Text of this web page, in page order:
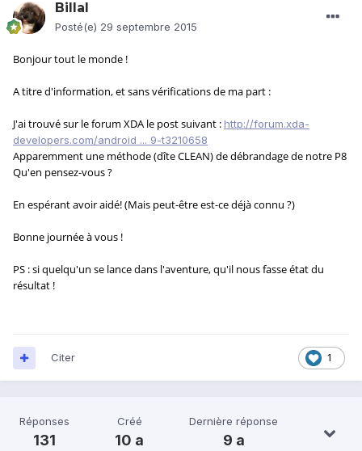
Billal
Posté(e) 29 septembre 2015
Bonjour tout le monde !
A titre d'information, et sans vérifications de ma part :
J'ai trouvé sur le forum XDA le post suivant : http://forum.xda-
developers.com/android ... 9-t3210658
Apparemment une méthode (dîte CLEAN) de débrandage de notre P8
Qu'en pensez-vous ?
En espérant avoir aidé! (Mais peut-être est-ce déjà connu ?)
Bonne journée à vous !
PS : si quelqu'un se lance dans l'aventure, qu'il nous fasse état du
résultat !
1
Citer
Réponses
131
Créé
10 a
Dernière réponse
9 a